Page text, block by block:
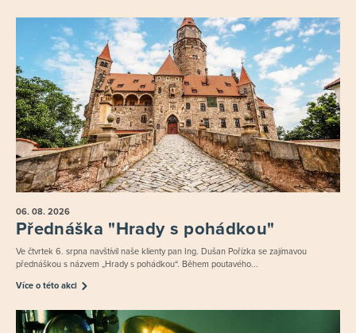
06. 08. 2026
Přednáška "Hrady s pohádkou"
Ve čtvrtek 6. srpna navštívil naše klienty pan Ing. Dušan Pořízka se zajímavou
přednáškou s názvem „Hrady s pohádkou“. Během poutavého...
Více o této akci